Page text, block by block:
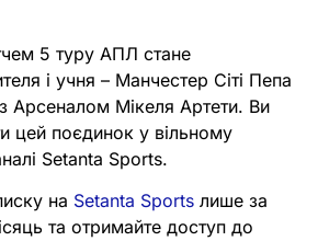
5 туру АПЛ стане
і учня – Манчестер Сіті Пепа
з Арсеналом Мікеля Артети. Ви
цей поєдинок у вільному
Setanta Sports.
на Setanta Sports лише за
та отримайте доступ до